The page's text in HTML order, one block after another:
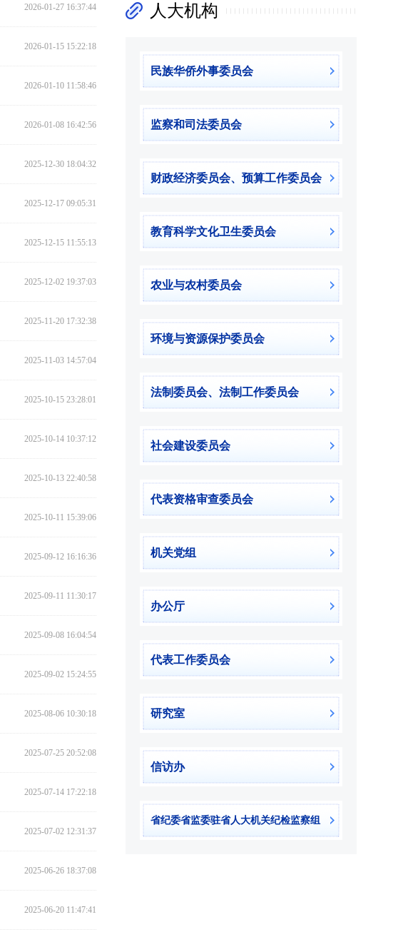
2026-01-27 16:37:44
2026-01-15 15:22:18
2026-01-10 11:58:46
2026-01-08 16:42:56
2025-12-30 18:04:32
2025-12-17 09:05:31
2025-12-15 11:55:13
2025-12-02 19:37:03
2025-11-20 17:32:38
2025-11-03 14:57:04
2025-10-15 23:28:01
2025-10-14 10:37:12
2025-10-13 22:40:58
2025-10-11 15:39:06
2025-09-12 16:16:36
2025-09-11 11:30:17
2025-09-08 16:04:54
2025-09-02 15:24:55
2025-08-06 10:30:18
2025-07-25 20:52:08
2025-07-14 17:22:18
2025-07-02 12:31:37
2025-06-26 18:37:08
2025-06-20 11:47:41
人大机构
民族华侨外事委员会
监察和司法委员会
财政经济委员会、预算工作委员会
教育科学文化卫生委员会
农业与农村委员会
环境与资源保护委员会
法制委员会、法制工作委员会
社会建设委员会
代表资格审查委员会
机关党组
办公厅
代表工作委员会
研究室
信访办
省纪委省监委驻省人大机关纪检监察组